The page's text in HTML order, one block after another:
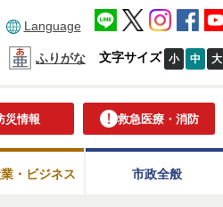
Language
ふりがな 文字サイズ 小 中 大
災情報 救急医療・消防
・ビジネス 市政全般